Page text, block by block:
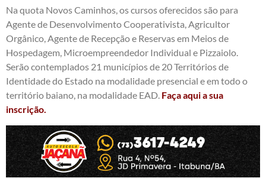
Na quota Novos Caminhos, os cursos oferecidos são para
Agente de Desenvolvimento Cooperativista, Agricultor
Orgânico, Agente de Recepção e Reservas em Meios de
Hospedagem, Microempreendedor Individual e Pizzaiolo.
Serão contemplados 21 municípios de 20 Territórios de
Identidade do Estado na modalidade presencial e em todo o
território baiano, na modalidade EAD. Faça aqui a sua
inscrição.